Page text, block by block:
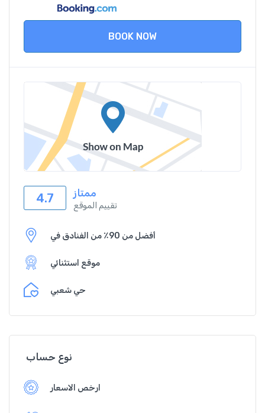
BOOK NOW
4.7 ممتاز
تقييم الموقع
أفضل من 90٪ من الفنادق في
موقع استثنائي
حي شعبي
نوع حساب
ارخص الاسعار